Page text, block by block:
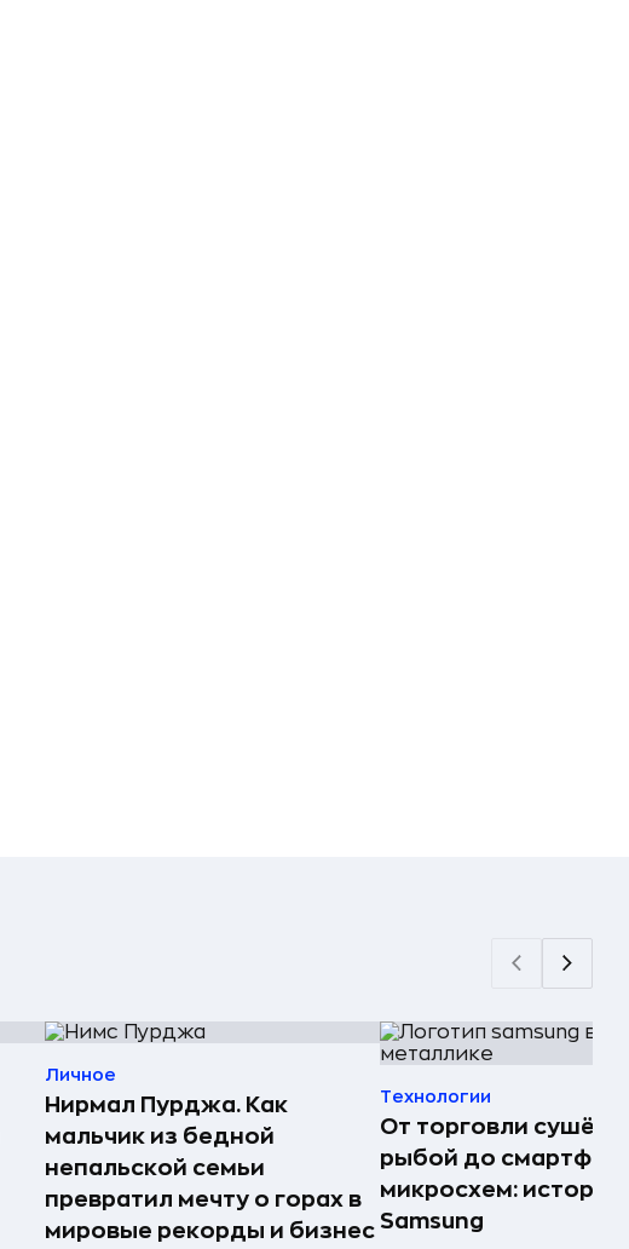
Личное
Нирмал Пурджа. Как
мальчик из бедной
непальской семьи
превратил мечту о горах в
мировые рекорды и бизнес
Технологии
От торговли
рыбой до
микросхем: история
Samsung